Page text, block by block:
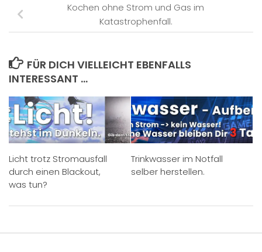
Kochen ohne Strom und Gas im
Katastrophenfall.
FÜR DICH VIELLEICHT EBENFALLS
INTERESSANT …
Licht trotz Stromausfall
durch einen Blackout,
was tun?
Trinkwasser im Notfall
selber herstellen.